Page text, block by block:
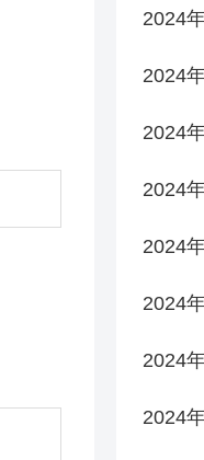
2024
2024
2024
2024
2024
2024
2024
2024